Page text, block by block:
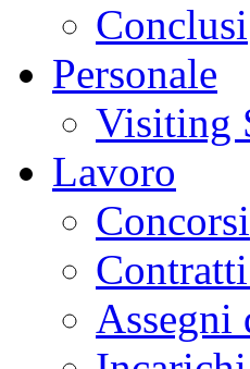
Conclusi
Personale
Visiting
Lavoro
Concorsi
Assegni